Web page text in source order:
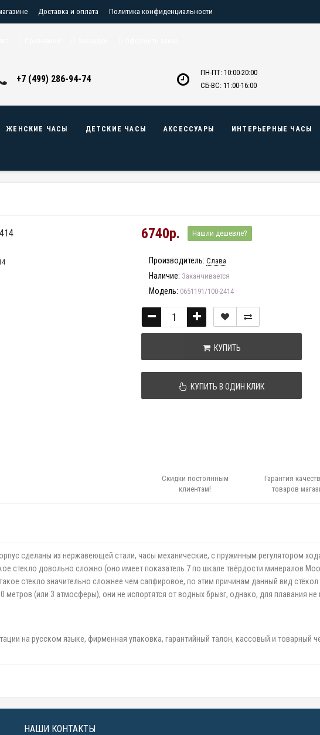
Доставка и оплата Политика конфиденциальности
+7 (499) 286-94-74
ПН-ПТ: 10:00-20:00
СБ-ВС: 11:00-16:00
ЖЕНСКИЕ ЧАСЫ ДЕТСКИЕ ЧАСЫ АКСЕССУАРЫ ИНТЕРЬЕРНЫЕ ЧАСЫ
6740р. Нашли дешевле?
Производитель: Слава
Наличие: Заканчивается
Модель: 0651191/100-2414
КУПИТЬ
КУПИТЬ В ОДИН КЛИК
Скидки постоянным
клиентам!
Гарантия
товаров
сделаны из нержавеющей стали, часы механические, с пружинным регулятором
стекло довольно сложно (оно имеет показатель 7 по шкале твёрдости минералов
стекло значительно сложнее чем сапфировое, по этим причинам данный вид
(или 3 атмосферы), они не испортятся от водных брызг, однако, для плавания не
на русском языке, фирменная упаковка, гарантийный талон, кассовый и товарный
НАШИ КОНТАКТЫ